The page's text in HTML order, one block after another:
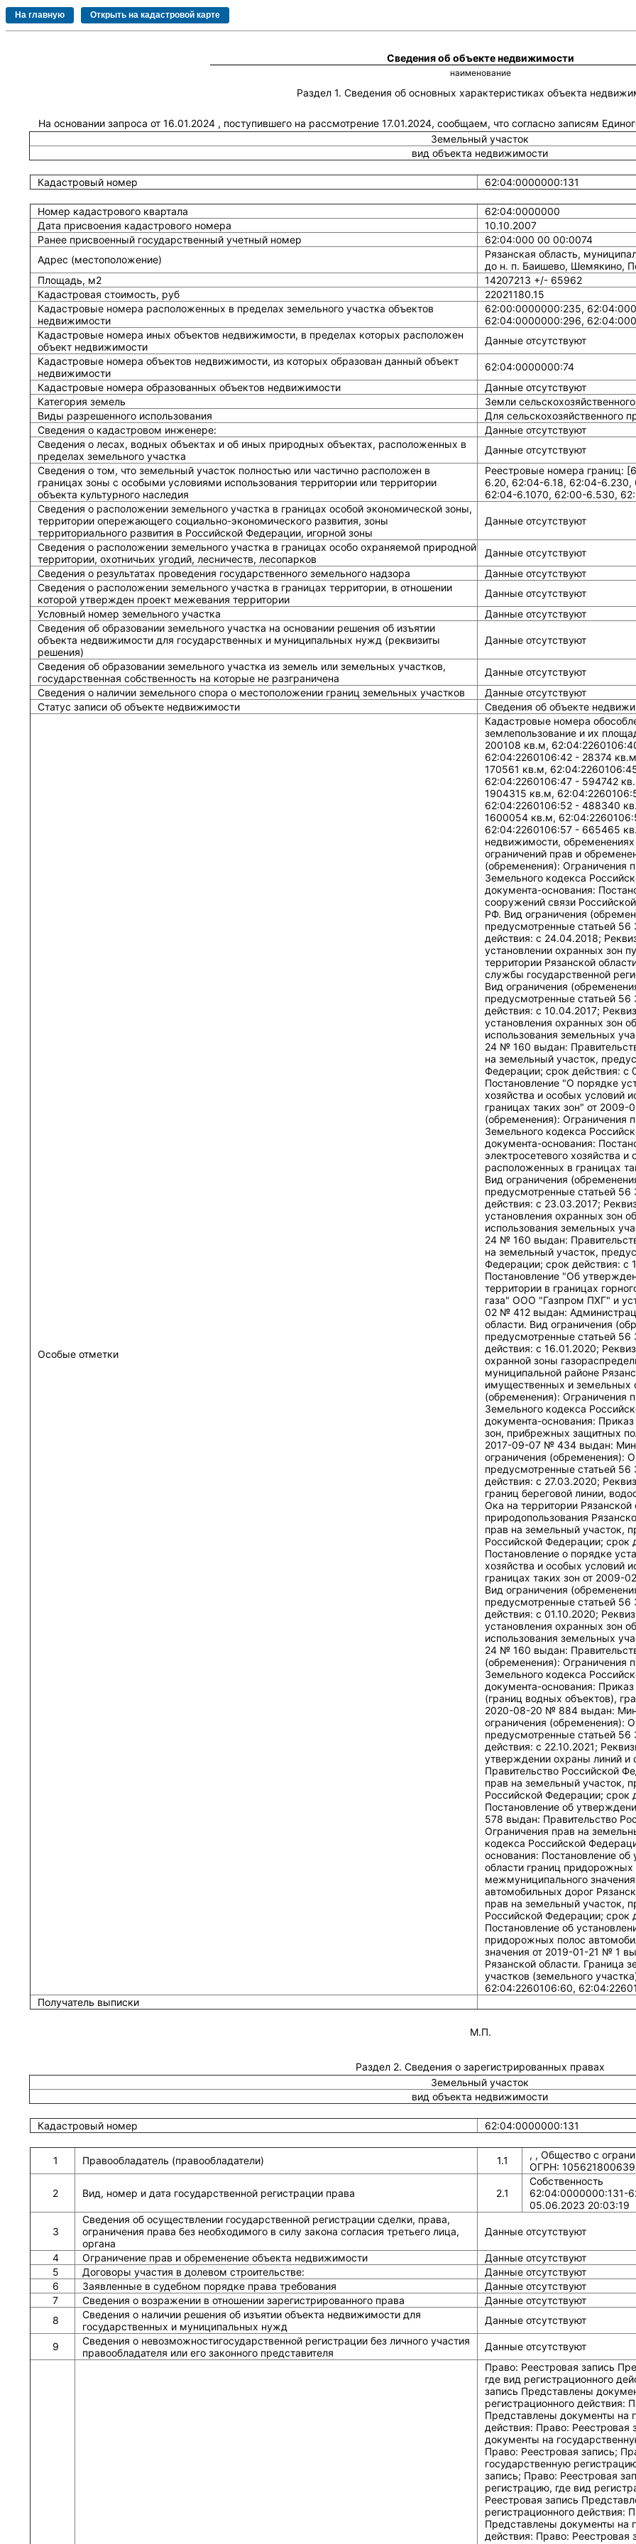
Сведения об объекте недвижимости
наименование
Раздел 1. Сведения об основных характеристиках объекта
На основании запроса от 16.01.2024 , поступившего на рассмотрение 17.01.2024, сообщаем, что согласно записям
Земельный участок
вид объекта недвижимости
Кадастровый номер 62:04:0000000:131
Номер кадастрового квартала
62:04:0000000
Дата присвоения кадастрового номера
10.10.2007
Ранее присвоенный государственный учетный номер
62:04:000 00 00:0074
Адрес (местоположение)
Рязанская область,
до н. п. Баишево, Шемякино,
Площадь, м2
14207213 +/- 65962
Кадастровая стоимость, руб
22021180.15
Кадастровые номера расположенных в пределах земельного участка объектов
недвижимости
62:00:0000000:235,
62:04:0000000:296,
Кадастровые номера иных объектов недвижимости, в пределах которых расположен
объект недвижимости
Данные отсутствуют
Кадастровые номера объектов недвижимости, из которых образован данный объект
недвижимости
62:04:0000000:74
Кадастровые номера образованных объектов недвижимости
Данные отсутствуют
Категория земель
Земли
Виды разрешенного использования
Для сельскохозяйственного
Сведения о кадастровом инженере:
Данные отсутствуют
Cведения о лесах, водных объектах и об иных природных объектах, расположенных в
пределах земельного участка
Данные отсутствуют
Сведения о том, что земельный участок полностью или частично расположен в
границах зоны с особыми условиями использования территории или территории
объекта культурного наследия
Реестровые номера границ:
6.20, 62:04-6.18, 62:04-6.230,
62:04-6.1070, 62:00-6.530,
Сведения о расположении земельного участка в границах особой экономической зоны,
территории опережающего социально-экономического развития, зоны
территориального развития в Российской Федерации, игорной зоны
Данные отсутствуют
Сведения о расположении земельного участка в границах особо охраняемой природной
территории, охотничьих угодий, лесничеств, лесопарков
Данные отсутствуют
Сведения о результатах проведения государственного земельного надзора
Данные отсутствуют
Сведения о расположении земельного участка в границах территории, в отношении
которой утвержден проект межевания территории
Данные отсутствуют
Условный номер земельного участка
Данные отсутствуют
Сведения об образовании земельного участка на основании решения об изъятии
объекта недвижимости для государственных и муниципальных нужд (реквизиты
решения)
Данные отсутствуют
Сведения об образовании земельного участка из земель или земельных участков,
государственная собственность на которые не разграничена
Данные отсутствуют
Сведения о наличии земельного спора о местоположении границ земельных участков
Данные отсутствуют
Статус записи об объекте недвижимости
Сведения об объекте
Особые отметки
Кадастровые номера обособленных (условных) участков, входящих в единое землепользование и их площади: 62:04:2260106:38 - 886900 кв.м, 62:04:2260106:39 - 200108 кв.м, 62:04:2260106:40 - 771314 кв.м, 62:04:2260106:41 - 552653 кв.м, 62:04:2260106:42 - 28374 кв.м, 62:04:2260106:43 - 95992 кв.м, 62:04:2260106:44 - 170561 кв.м, 62:04:2260106:45 - 395944 кв.м, 62:04:2260106:46 - 350449 кв.м, 62:04:2260106:47 - 594742 кв.м, 62:04:2260106:48 - 1453411 кв.м, 62:04:2260106:49 - 1904315 кв.м, 62:04:2260106:50 - 2568264 кв.м, 62:04:2260106:51 - 330418 кв.м, 62:04:2260106:52 - 488340 кв.м, 62:04:2260106:53 - 60219 кв.м, 62:04:2260106:54 - 1600054 кв.м, 62:04:2260106:55 - 278340 кв.м, 62:04:2260106:56 - 811350 кв.м, 62:04:2260106:57 - 665465 кв.м. Сведения об ограничениях права на объект недвижимости, обременениях данного объекта, не зарегистрированных в реестре прав, ограничений прав и обременений недвижимого имущества: Вид ограничения (обременения): Ограничения прав на земельный участок, предусмотренные статьей 56 Земельного кодекса Российской Федерации; срок действия: c 21.01.2016; Реквизиты документа-основания: Постановление "Об утверждении Правил охраны линий и сооружений связи Российской Федерации" от 1995-06-09 № 578 выдан: Правительство РФ. Вид ограничения (обременения): Ограничения прав на земельный участок, предусмотренные статьей 56 Земельного кодекса Российской Федерации; срок действия: c 24.04.2018; Реквизиты документа-основания: Распоряжение об установлении охранных зон пунктов государственной геодезической сети на территории Рязанской области от 2017-04-24 № р/07 выдан: Управление Федеральной службы государственной регистрации, кадастра и картографии по Рязанской области. Вид ограничения (обременения): Ограничения прав на земельный участок, предусмотренные статьей 56 Земельного кодекса Российской Федерации; срок действия: c 10.04.2017; Реквизиты документа-основания: Постановление "О порядке установления охранных зон объектов электросетевого хозяйства и особых условий использования земельных участков, расположенных в границах таких зон" от 2009-02-24 № 160 выдан: Правительство РФ. Вид ограничения (обременения): Ограничения прав на земельный участок, предусмотренные статьей 56 Земельного кодекса Российской Федерации; срок действия: c 06.04.2017; Реквизиты документа-основания: Постановление "О порядке установления охранных зон объектов электросетевого хозяйства и особых условий использования земельных участков, расположенных в границах таких зон" от 2009-02-24 № 160 выдан: Правительство РФ. Вид ограничения (обременения): Ограничения прав на земельный участок, предусмотренные статьей 56 Земельного кодекса Российской Федерации; срок действия: c 06.04.2017; Реквизиты документа-основания: Постановление "О порядке установления охранных зон объектов электросетевого хозяйства и особых условий использования земельных участков, расположенных в границах таких зон" от 2009-02-24 № 160 выдан: Правительство РФ. Вид ограничения (обременения): Ограничения прав на земельный участок, предусмотренные статьей 56 Земельного кодекса Российской Федерации;
Получатель выписки
М.П.
Раздел 2. Сведения о зарегистрированных правах
Земельный участок
вид объекта недвижимости
Кадастровый номер 62:04:0000000:131
1 Правообладатель (правообладатели) 1.1
, , Общество с
ОГРН:
2 Вид, номер и дата государственной регистрации права 2.1
Собственность
62:04:0000000:131-
05.06.2023 20:03:19
3
Сведения об осуществлении государственной регистрации сделки, права,
ограничения права без необходимого в силу закона согласия третьего лица,
органа
Данные отсутствуют
4 Ограничение прав и обременение объекта недвижимости
Данные отсутствуют
5
Договоры участия в долевом строительстве:
Данные отсутствуют
6
Заявленные в судебном порядке права требования
Данные отсутствуют
7
Сведения о возражении в отношении зарегистрированного права
Данные отсутствуют
8
Сведения о наличии решения об изъятии объекта недвижимости для
государственных и муниципальных нужд
Данные отсутствуют
9
Сведения о невозможностигосударственной регистрации без личного участия
правообладателя или его законного представителя
Данные отсутствуют
Право: Реестровая запись Представлены документы на государственную регистрацию, где вид регистрационного действия: Право: Реестровая запись; Право: Реестровая запись Представлены документы на государственную регистрацию, где вид регистрационного действия: Право: Реестровая запись; Право: Реестровая запись Представлены документы на государственную регистрацию, где вид регистрационного действия: Право: Реестровая запись; Право: Реестровая запись Представлены документы на государственную регистрацию, где вид регистрационного действия: Право: Реестровая запись; Право: Реестровая запись Представлены документы на государственную регистрацию, где вид регистрационного действия: Право: Реестровая запись; Право: Реестровая запись Представлены документы на государственную регистрацию, где вид регистрационного действия: Право: Реестровая запись; Право: Реестровая запись Представлены документы на государственную регистрацию, где вид регистрационного действия: Право: Реестровая запись; Право: Реестровая запись Представлены документы на государственную регистрацию, где вид регистрационного действия: Право: Реестровая запись; Право: Реестровая запись Представлены документы на государственную регистрацию, где вид регистрационного действия: Право: Реестровая запись; Право: Реестровая запись Представлены документы на государственную регистрацию, где вид регистрационного действия: Право: Реестровая запись; Право: Реестровая запись Представлены документы на государственную регистрацию, где вид регистрационного действия: Право: Реестровая запись; Право: Реестровая запись Представлены документы на государственную регистрацию, где вид регистрационного действия: Право: Реестровая запись; Право: Реестровая запись Представлены документы на государственную регистрацию, где вид регистрационного действия: Право: Реестровая запись; Право: Реестровая запись Представлены документы на государственную регистрацию, где вид регистрационного действия: Право: Реестровая запись; Право: Реестровая запись Представлены документы на государственную регистрацию, где вид регистрационного действия: Право: Реестровая запись; Право: Реестровая запись Представлены документы на государственную регистрацию, где вид регистрационного действия: Право: Реестровая запись; Право: Реестровая запись Представлены документы на государственную регистрацию, где вид регистрационного действия: Право: Реестровая запись; Право: Реестровая запись Представлены документы на государственную регистрацию, где вид регистрационного действия: Право: Реестровая запись; Право: Реестровая запись Представлены документы на государственную регистрацию, где вид регистрационного действия: Право: Реестровая запись; Право: Реестровая запись Представлены документы на государственную регистрацию, где вид регистрационного действия: Право: Реестровая запись; Право: Реестровая запись Представлены документы на государственную регистрацию, где